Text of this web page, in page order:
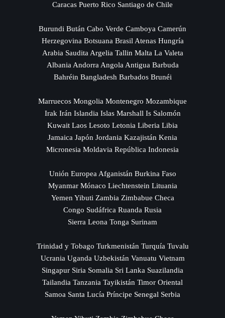
Caracas Puerto Rico Santiago de Chile
Burundi Bután Cabo Verde Camboya Camerún
Herzegovina Botsuana Brasil Atenas Hungría
Arabia Saudita Argelia Tallin Malta La Valeta
Albania Andorra Angola Antigua Barbuda
Bahréin Bangladesh Barbados Brunéi
Marruecos Mongolia Montenegro Mozambique
Irak Irán Islandia Islas Marshall Is Salomón
Kuwait Laos Lesoto Letonia Liberia Libia
Jamaica Japón Jordania Kazajistán Kenia
Micronesia Moldavia República Indonesia
Unión Europea Afganistán Burkina Faso
Myanmar Mónaco Liechtenstein Lituania
Yemen Yibuti Zambia Zimbabue Checa
Congo Sudáfrica Ruanda Rusia
Sierra Leona Tonga Surinam
Trinidad y Tobago Turkmenistán Turquía Tuvalu
Ucrania Uganda Uzbekistán Vanuatu Vietnam
Singapur Siria Somalia Sri Lanka Suazilandia
Tailandia Tanzania Tayikistán Timor Oriental
Samoa Santa Lucía Príncipe Senegal Serbia